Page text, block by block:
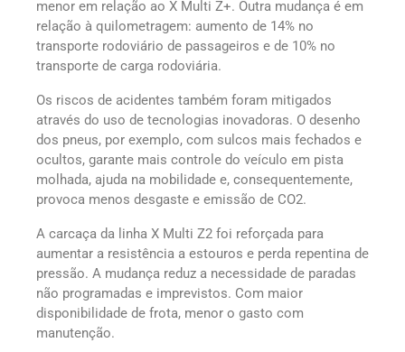
menor em relação ao X Multi Z+. Outra mudança é em
relação à quilometragem: aumento de 14% no
transporte rodoviário de passageiros e de 10% no
transporte de carga rodoviária.
Os riscos de acidentes também foram mitigados
através do uso de tecnologias inovadoras. O desenho
dos pneus, por exemplo, com sulcos mais fechados e
ocultos, garante mais controle do veículo em pista
molhada, ajuda na mobilidade e, consequentemente,
provoca menos desgaste e emissão de CO2.
A carcaça da linha X Multi Z2 foi reforçada para
aumentar a resistência a estouros e perda repentina de
pressão. A mudança reduz a necessidade de paradas
não programadas e imprevistos. Com maior
disponibilidade de frota, menor o gasto com
manutenção.